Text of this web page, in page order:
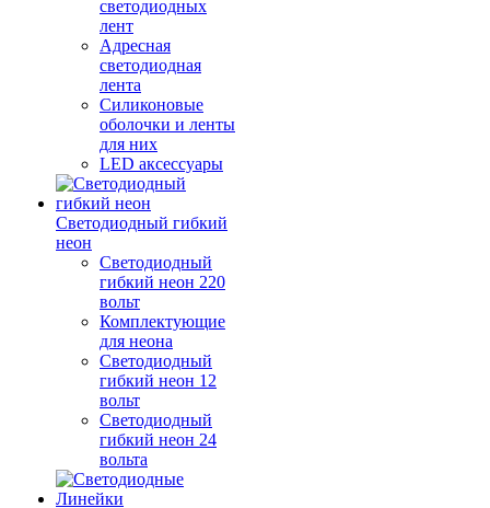
светодиодных
лент
Адресная
светодиодная
лента
Силиконовые
оболочки и ленты
для них
LED аксессуары
Светодиодный гибкий
неон
Светодиодный
гибкий неон 220
вольт
Комплектующие
для неона
Светодиодный
гибкий неон 12
вольт
Светодиодный
гибкий неон 24
вольта